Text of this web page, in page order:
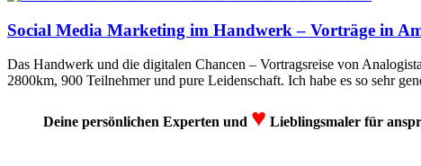
Social Media Marketing im Handwerk – Vorträge in
Das Handwerk und die digitalen Chancen – Vortragsreise von
2800km, 900 Teilnehmer und pure Leidenschaft. Ich habe es so sehr
Deine persönlichen Experten und ♥ Lieblingsmaler für